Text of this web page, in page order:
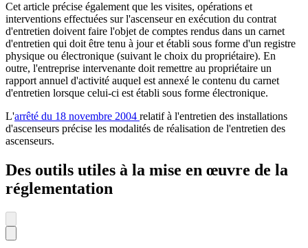
Cet article précise également que les visites, opérations et
interventions effectuées sur l'ascenseur en exécution du contrat
d'entretien doivent faire l'objet de comptes rendus dans un carnet
d'entretien qui doit être tenu à jour et établi sous forme d'un registre
physique ou électronique (suivant le choix du propriétaire). En
outre, l'entreprise intervenante doit remettre au propriétaire un
rapport annuel d'activité auquel est annexé le contenu du carnet
d'entretien lorsque celui-ci est établi sous forme électronique.
L'arrêté du 18 novembre 2004 relatif à l'entretien des installations
d'ascenseurs précise les modalités de réalisation de l'entretien des
ascenseurs.
Des outils utiles à la mise en œuvre de la
réglementation